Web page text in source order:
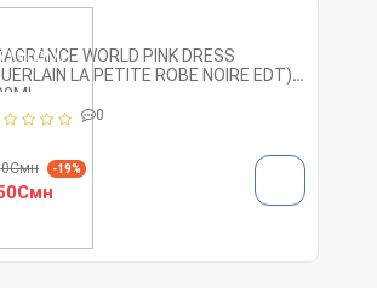
WORLD PINK DRESS
LA PETITE ROBE NOIRE EDT)
0
-19%